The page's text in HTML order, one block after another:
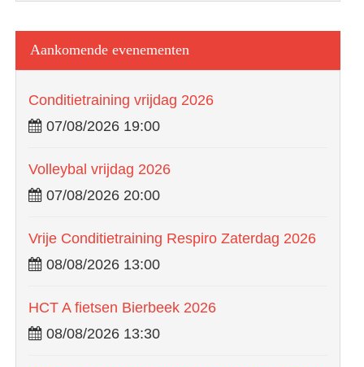
Aankomende evenementen
Conditietraining vrijdag 2026
07/08/2026 19:00
Volleybal vrijdag 2026
07/08/2026 20:00
Vrije Conditietraining Respiro Zaterdag 2026
08/08/2026 13:00
HCT A fietsen Bierbeek 2026
08/08/2026 13:30